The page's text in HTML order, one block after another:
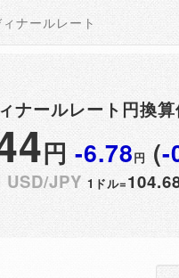
ナールレート
ナールレート円換
円 -6.78円 (-
USD/JPY 1ドル=